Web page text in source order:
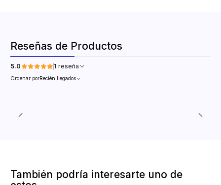
Reseñas de Productos
5.0 1 reseña
Ordenar porRecién llegados
También podría interesarte uno de